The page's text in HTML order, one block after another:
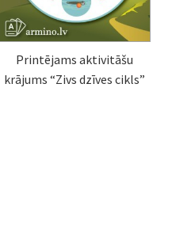
Printējams aktivitāšu
krājums “Zivs dzīves cikls”